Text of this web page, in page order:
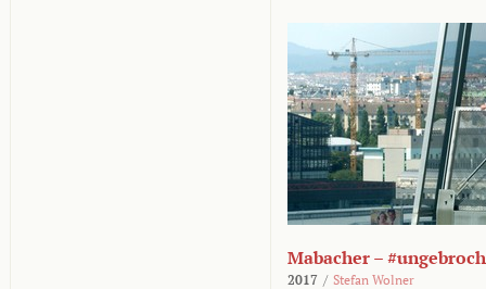
Mabacher –
2017 / Stefan Wolner